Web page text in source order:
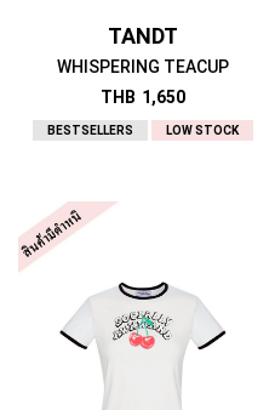
TANDT
WHISPERING TEACUP
THB 1,650
BESTSELLERS LOW STOCK